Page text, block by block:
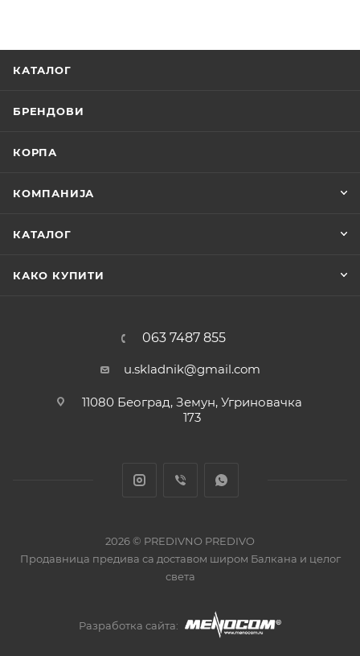
КАТАЛОГ
БРЕНДОВИ
КОРПА
КОМПАНИЈА
КАТАЛОГ
КАКО КУПИТИ
063 7487 855
u.skladnik@gmail.com
11080 Београд, Земун, Угриновачка
173
2026 © PREDIVNO PREDIVO
Продавница предива са доставом широм Балкана и целог
света
Разработка сайта: